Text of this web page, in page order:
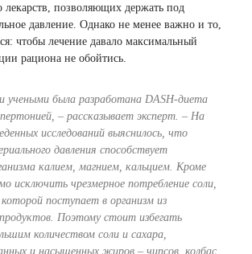
лекарств, позволяющих держать под
давление. Однако не менее важно и то,
чтобы лечение давало максимальный
рациона не обойтись.
учеными была разработана DASH-диета
– рассказывает эксперт . – На
исследований выяснилось, что
давления способствует
калием, магнием, кальцием. Кроме
исключить чрезмерное потребление соли,
поступает в организм из
Поэтому стоит избегать
количеством соли и сахара,
и насыщенных жиров – чипсов, колбас,